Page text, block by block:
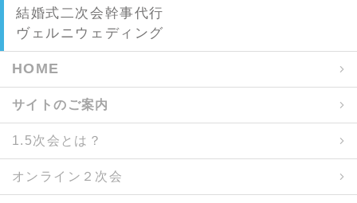
結婚式二次会幹事代行
ヴェルニウェディング
HOME
サイトのご案内
1.5次会とは？
オンライン２次会